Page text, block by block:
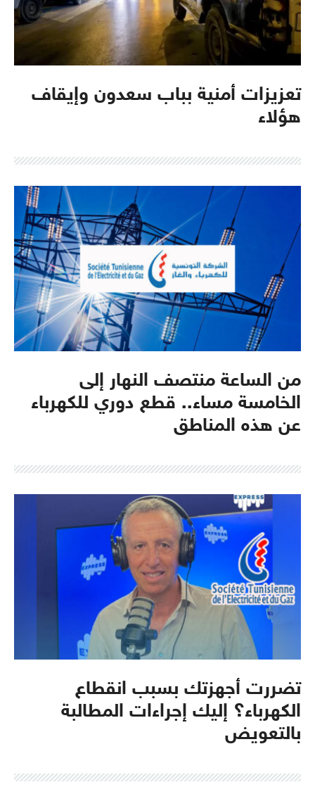
تعزيزات أمنية بباب سعدون وإيقاف
هؤلاء
من الساعة منتصف النهار إلى
الخامسة مساء.. قطع دوري للكهرباء
عن هذه المناطق
تضررت أجهزتك بسبب انقطاع
الكهرباء؟ إليك إجراءات المطالبة
بالتعويض